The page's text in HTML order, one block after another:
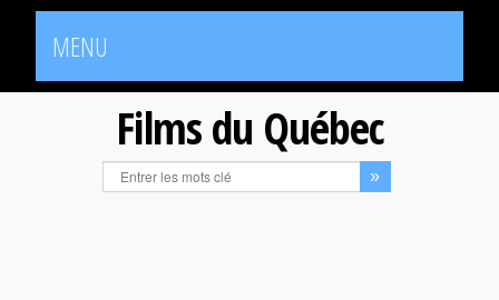
MENU
Films du Québec